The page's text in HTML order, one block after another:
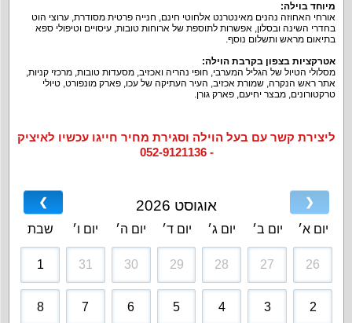
מיוחד בוילה:
אורחי האחוזה נהנים מאינטרנט אלחוטי חינם, חנייה פרטית מסודרת, ערוצי הוט
בחדרי השינה ובסלון, אפשרות לתוספת של ארוחות טובות, עיסויים וטיפולי ספא
בתיאום מראש ותשלום נוסף.
אטרקציות בצפון בקרבת הוילה:
מסלולי הטיול של הגליל המערבי, חופי נהריה ואכזיב, מסעדות טובות, מרכזי קניות,
אתר ראש הנקרה, שמורת אכזיב, העיר העתיקה של עכו, פארק מונפורט, טיולי
טרקטורונים, מבצר יחיעם, פארק גורן.
ליצירת קשר עם בעל הוילה וסגירת מחיר חייגו עכשיו לאיציק
- 052-9121136
אוגוסט 2026
יום א׳ יום ב׳ יום ג׳ יום ד׳ יום ה׳ יום ו׳ שבת
26
27
28
29
30
31
1
2
3
4
5
6
7
8
❯ ❮